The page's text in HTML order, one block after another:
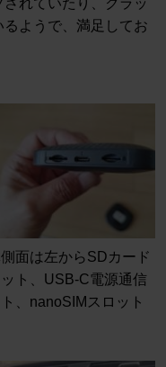
れていたり、クラッ
ようで、満足してお
面は左からSDカード
ット、USB-C電源通信
、nanoSIMスロット